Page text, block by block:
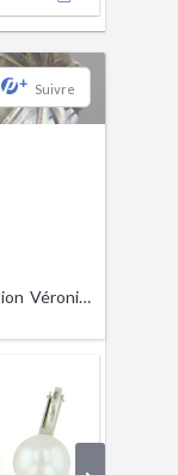
+ Suivre
Pion Véronique